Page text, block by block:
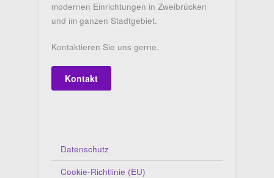
modernen Einrichtungen in Zweibrücken
und im ganzen Stadtgebiet.
Kontaktieren Sie uns gerne.
Kontakt
Datenschutz
Cookie-Richtlinie (EU)